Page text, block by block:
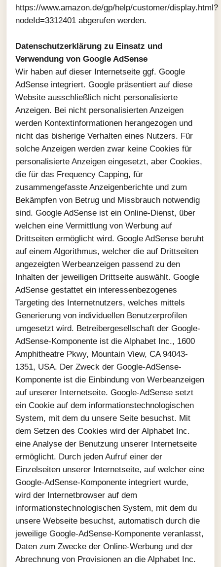
https://www.amazon.de/gp/help/customer/display.html?
nodeId=3312401 abgerufen werden.
Datenschutzerklärung zu Einsatz und
Verwendung von Google AdSense
Wir haben auf dieser Internetseite ggf. Google
AdSense integriert. Google präsentiert auf diese
Website ausschließlich nicht personalisierte
Anzeigen. Bei nicht personalisierten Anzeigen
werden Kontextinformationen herangezogen und
nicht das bisherige Verhalten eines Nutzers. Für
solche Anzeigen werden zwar keine Cookies für
personalisierte Anzeigen eingesetzt, aber Cookies,
die für das Frequency Capping, für
zusammengefasste Anzeigenberichte und zum
Bekämpfen von Betrug und Missbrauch notwendig
sind. Google AdSense ist ein Online-Dienst, über
welchen eine Vermittlung von Werbung auf
Drittseiten ermöglicht wird. Google AdSense beruht
auf einem Algorithmus, welcher die auf Drittseiten
angezeigten Werbeanzeigen passend zu den
Inhalten der jeweiligen Drittseite auswählt. Google
AdSense gestattet ein interessenbezogenes
Targeting des Internetnutzers, welches mittels
Generierung von individuellen Benutzerprofilen
umgesetzt wird. Betreibergesellschaft der Google-
AdSense-Komponente ist die Alphabet Inc., 1600
Amphitheatre Pkwy, Mountain View, CA 94043-
1351, USA. Der Zweck der Google-AdSense-
Komponente ist die Einbindung von Werbeanzeigen
auf unserer Internetseite. Google-AdSense setzt
ein Cookie auf dem informationstechnologischen
System, mit dem du unsere Seite besuchst. Mit
dem Setzen des Cookies wird der Alphabet Inc.
eine Analyse der Benutzung unserer Internetseite
ermöglicht. Durch jeden Aufruf einer der
Einzelseiten unserer Internetseite, auf welcher eine
Google-AdSense-Komponente integriert wurde,
wird der Internetbrowser auf dem
informationstechnologischen System, mit dem du
unsere Webseite besuchst, automatisch durch die
jeweilige Google-AdSense-Komponente veranlasst,
Daten zum Zwecke der Online-Werbung und der
Abrechnung von Provisionen an die Alphabet Inc.